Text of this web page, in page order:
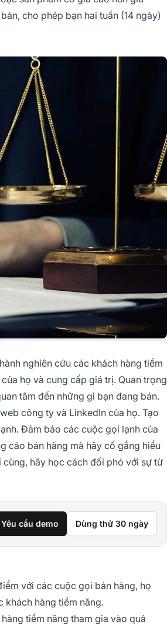
cho phép bạn hai tuần (14 ngày)
nghiên cứu các khách hàng tiềm
họ và cung cấp giá trị. Quan trọng
tâm đến những gì bạn đang bán.
công ty và LinkedIn của họ. Tạo
Đảm bảo các cuộc gọi lạnh của
cáo bán hàng mà hãy cố gắng hiểu
hãy học cách đối phó với sự từ
Yêu cầu demo Dùng thử 30 ngày
với các cuộc gọi bán hàng, họ
khách hàng tiềm năng.
tiềm năng tham gia vào quá